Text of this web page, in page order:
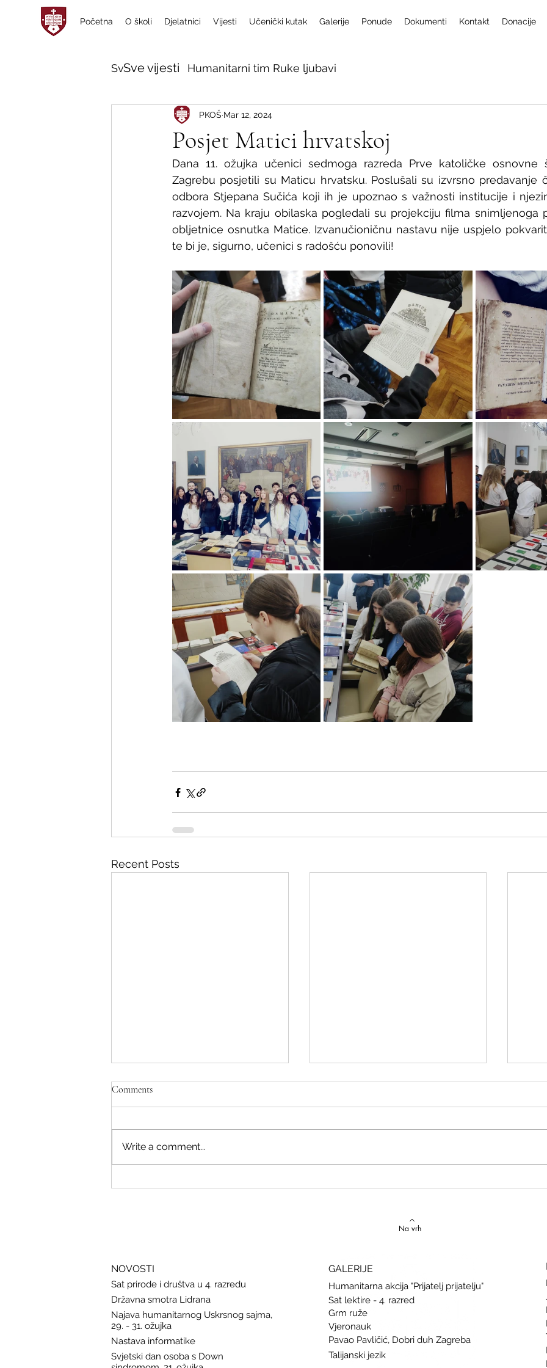
Početna O školi Djelatnici Vijesti Učenički kutak Galerije Ponude Dokumenti Kontakt Donacije
Sve vijesti Humanitarni tim Ruke ljubavi
Posjet Matici hrvatskoj
PKOŠ Mar 12, 2024
Dana 11. ožujka učenici sedmoga razreda Prve katoličke osnovne
Zagrebu posjetili su Maticu hrvatsku. Poslušali su izvrsno predavanje
odbora Stjepana Sučića koji ih je upoznao s važnosti institucije i
razvojem. Na kraju obilaska pogledali su projekciju filma snimljenoga
obljetnice osnutka Matice. Izvanučioničnu nastavu nije uspjelo
te bi je, sigurno, učenici s radošću ponovili!
Recent Posts
Comments
Write a comment...
Sve vijesti
Na vrh
NOVOSTI
Sat prirode i društva u 4. razredu
Državna smotra Lidrana
Najava humanitarnog Uskrsnog sajma,
29. - 31. ožujka
Nastava informatike
Svjetski dan osoba s Down
GALERIJE
Humanitarna akcija "Prijatelj prijatelju"
Sat lektire - 4. razred
Grm ruže
Vjeronauk
Pavao Pavličić, Dobri duh Zagreba
Talijanski jezik